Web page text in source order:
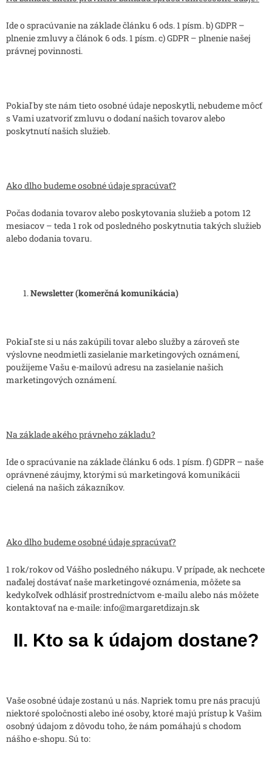
Ide o spracúvanie na základe článku 6 ods. 1 písm. b) GDPR –
plnenie zmluvy a článok 6 ods. 1 písm. c) GDPR – plnenie našej
právnej povinnosti.
Pokiaľ by ste nám tieto osobné údaje neposkytli, nebudeme môcť
s Vami uzatvoriť zmluvu o dodaní našich tovarov alebo
poskytnutí našich služieb.
Ako dlho budeme osobné údaje spracúvať?
Počas dodania tovarov alebo poskytovania služieb a potom 12
mesiacov – teda 1 rok od posledného poskytnutia takých služieb
alebo dodania tovaru.
Newsletter (komerčná komunikácia)
Pokiaľ ste si u nás zakúpili tovar alebo služby a zároveň ste
výslovne neodmietli zasielanie marketingových oznámení,
použijeme Vašu e-mailovú adresu na zasielanie našich
marketingových oznámení.
Na základe akého právneho základu?
Ide o spracúvanie na základe článku 6 ods. 1 písm. f) GDPR – naše
oprávnené záujmy, ktorými sú marketingová komunikácii
cielená na našich zákazníkov.
Ako dlho budeme osobné údaje spracúvať?
1 rok/rokov od Vášho posledného nákupu. V prípade, ak nechcete
naďalej dostávať naše marketingové oznámenia, môžete sa
kedykoľvek odhlásiť prostredníctvom e-mailu alebo nás môžete
kontaktovať na e-maile: info@margaretdizajn.sk
II. Kto sa k údajom dostane?
Vaše osobné údaje zostanú u nás. Napriek tomu pre nás pracujú
niektoré spoločnosti alebo iné osoby, ktoré majú prístup k Vašim
osobný údajom z dôvodu toho, že nám pomáhajú s chodom
nášho e-shopu. Sú to: